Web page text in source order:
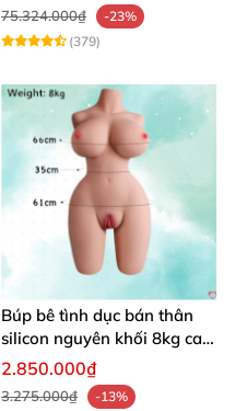
75.324.000₫
-23%
(379)
Búp bê tình dục bán thân
silicon nguyên khối 8kg cao
cấp mô phỏng người thật
2.850.000₫
3.275.000₫
-13%